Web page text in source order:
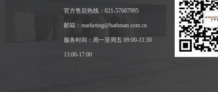
官方售后热线：021-57687995
邮箱：marketing@bathman.com.cn
服务时间：周一至周五 09:00-11:30
13:00-17:00